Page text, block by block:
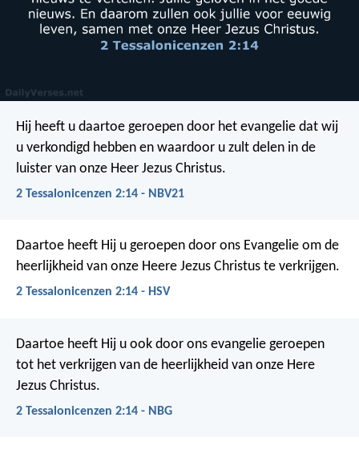
Hij heeft u daartoe geroepen door het evangelie dat wij
u verkondigd hebben en waardoor u zult delen in de
luister van onze Heer Jezus Christus.
2 Tessalonicenzen 2:14 - NBV21
Daartoe heeft Hij u geroepen door ons Evangelie om de
heerlijkheid van onze Heere Jezus Christus te verkrijgen.
2 Tessalonicenzen 2:14 - HSV
Daartoe heeft Hij u ook door ons evangelie geroepen
tot het verkrijgen van de heerlijkheid van onze Here
Jezus Christus.
2 Tessalonicenzen 2:14 - NBG